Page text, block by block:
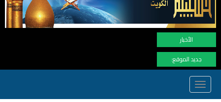
الأخبار
جديد الموقع:
Toggle
navigation